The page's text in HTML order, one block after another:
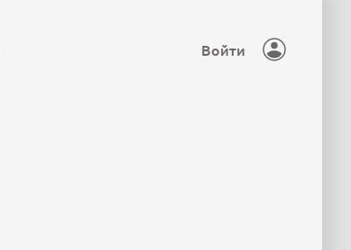
Войти